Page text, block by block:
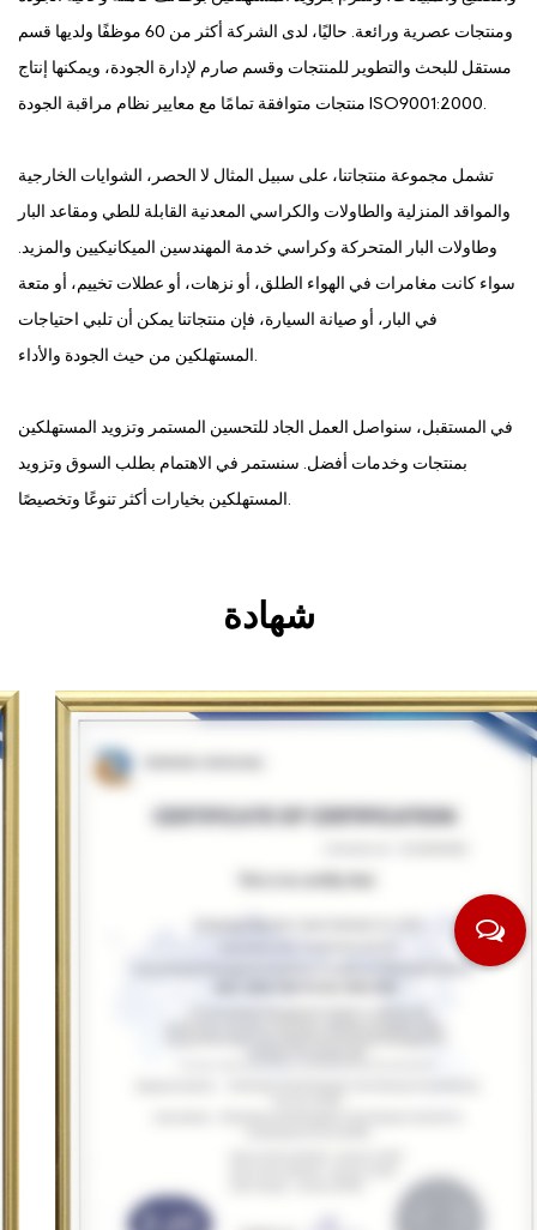
ومنتجات عصرية ورائعة. حاليًا، لدى الشركة أكثر من 60 موظفًا ولديها قسم
مستقل للبحث والتطوير للمنتجات وقسم صارم لإدارة الجودة، ويمكنها إنتاج
منتجات متوافقة تمامًا مع معايير نظام مراقبة الجودة ISO9001:2000.
تشمل مجموعة منتجاتنا، على سبيل المثال لا الحصر، الشوايات الخارجية
والمواقد المنزلية والطاولات والكراسي المعدنية القابلة للطي ومقاعد البار
وطاولات البار المتحركة وكراسي خدمة المهندسين الميكانيكيين والمزيد.
سواء كانت مغامرات في الهواء الطلق، أو نزهات، أو عطلات تخييم، أو متعة
في البار، أو صيانة السيارة، فإن منتجاتنا يمكن أن تلبي احتياجات
في المستقبل، سنواصل العمل الجاد للتحسين المستمر وتزويد المستهلكين
بمنتجات وخدمات أفضل. سنستمر في الاهتمام بطلب السوق وتزويد
شهادة